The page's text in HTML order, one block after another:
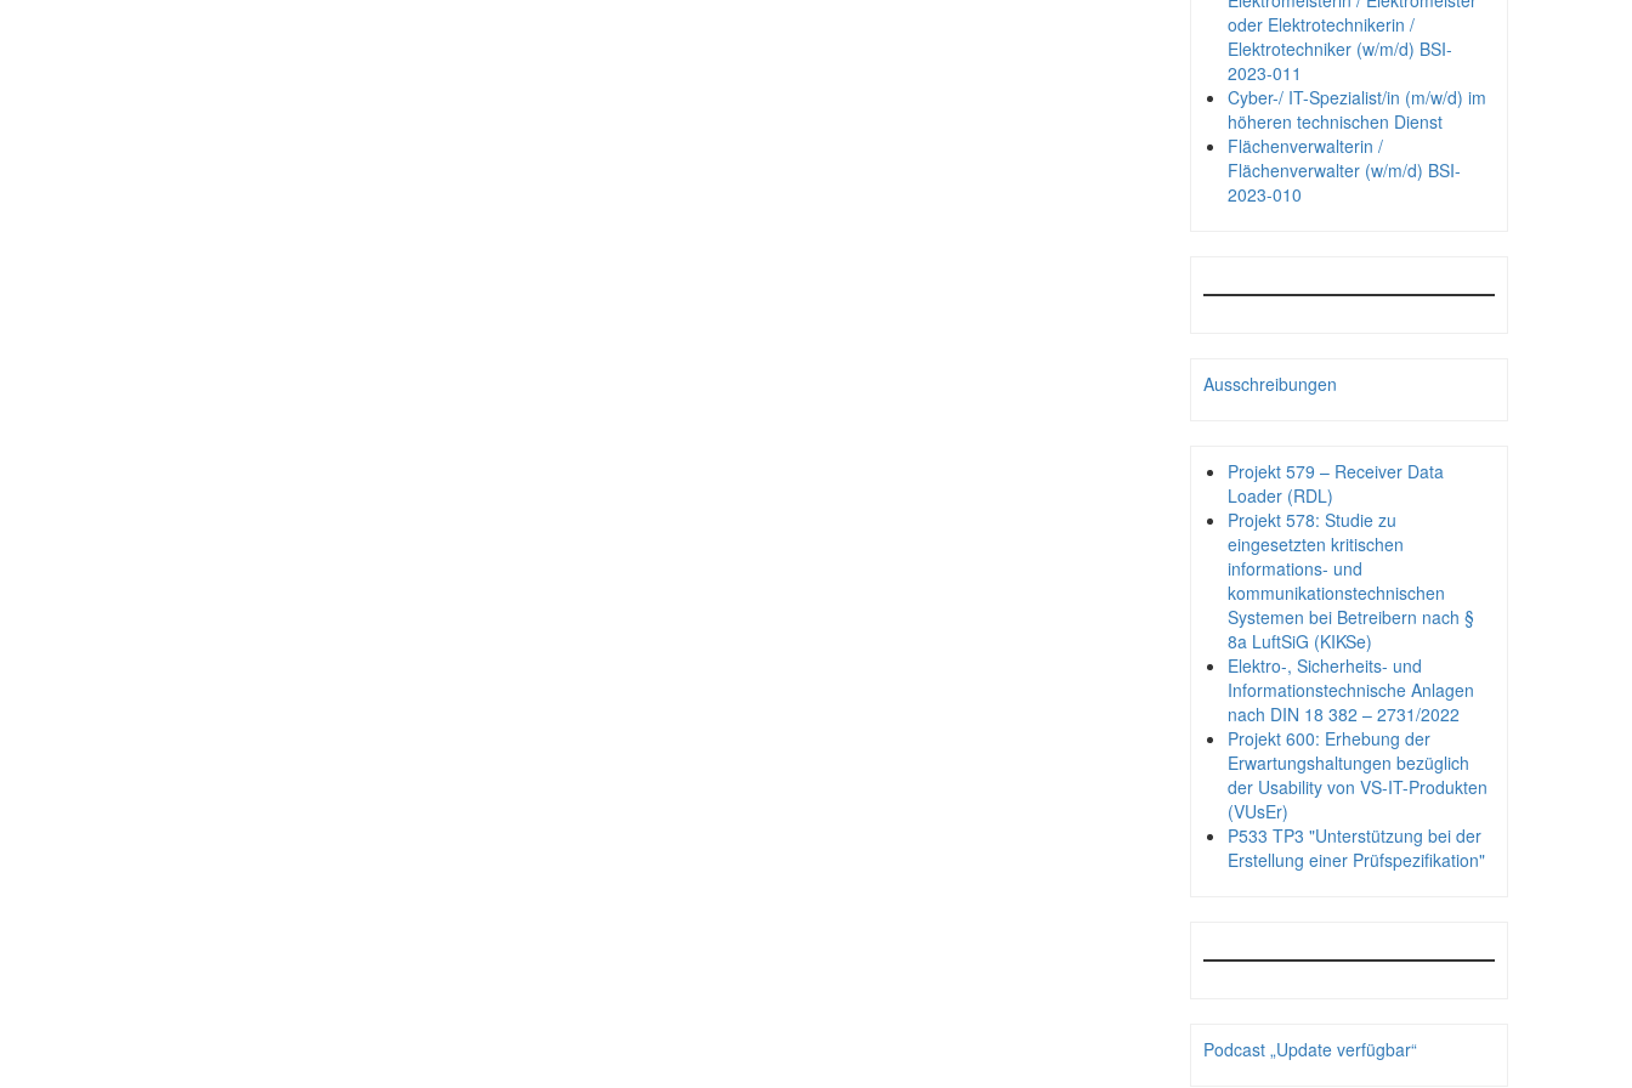
oder Elektrotechnikerin /
Elektrotechniker (w/m/d) BSI-
2023-011
Cyber-/ IT-Spezialist/in (m/w/d) im
höheren technischen Dienst
Flächenverwalterin /
Flächenverwalter (w/m/d) BSI-
2023-010
Ausschreibungen
Projekt 579 – Receiver Data
Loader (RDL)
Projekt 578: Studie zu
eingesetzten kritischen
informations- und
kommunikationstechnischen
Systemen bei Betreibern nach §
8a LuftSiG (KIKSe)
Elektro-, Sicherheits- und
Informationstechnische Anlagen
nach DIN 18 382 – 2731/2022
Projekt 600: Erhebung der
Erwartungshaltungen bezüglich
der Usability von VS-IT-Produkten
(VUsEr)
P533 TP3 "Unterstützung bei der
Erstellung einer Prüfspezifikation"
Podcast „Update verfügbar“